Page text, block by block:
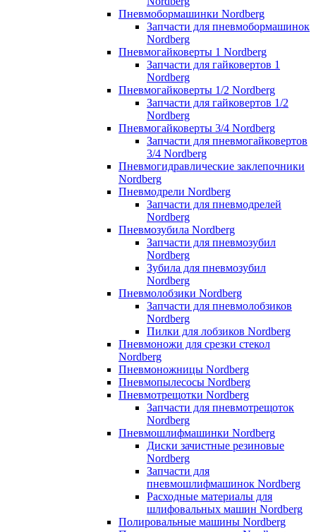
Пневмобормашинки Nordberg
Запчасти для пневмобормашинок
Nordberg
Пневмогайковерты 1 Nordberg
Запчасти для гайковертов 1
Nordberg
Пневмогайковерты 1/2 Nordberg
Запчасти для гайковертов 1/2
Nordberg
Пневмогайковерты 3/4 Nordberg
Запчасти для пневмогайковертов
3/4 Nordberg
Пневмогидравлические заклепочники
Nordberg
Пневмодрели Nordberg
Запчасти для пневмодрелей
Nordberg
Пневмозубила Nordberg
Запчасти для пневмозубил
Nordberg
Зубила для пневмозубил
Nordberg
Пневмолобзики Nordberg
Запчасти для пневмолобзиков
Nordberg
Пилки для лобзиков Nordberg
Пневмоножи для срезки стекол
Nordberg
Пневмоножницы Nordberg
Пневмопылесосы Nordberg
Пневмотрещотки Nordberg
Запчасти для пневмотрещоток
Nordberg
Пневмошлифмашинки Nordberg
Диски зачистные резиновые
Nordberg
Запчасти для
пневмошлифмашинок Nordberg
Расходные материалы для
шлифовальных машин Nordberg
Полировальные машины Nordberg